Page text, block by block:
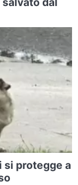
si protegge a